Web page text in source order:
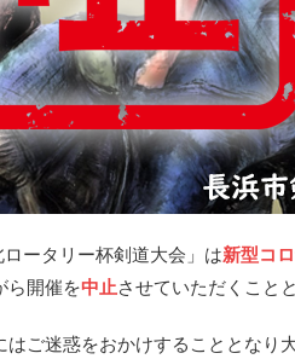
ータリー杯剣道大会」は新型コ
ら開催を中止させていただくこと
ご迷惑をおかけすることとなり